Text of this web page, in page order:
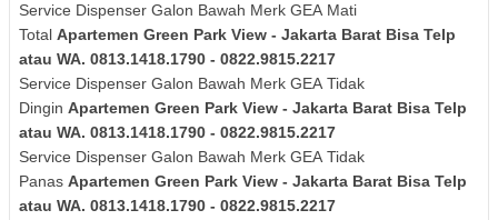
Service Dispenser Galon Bawah Merk GEA Mati
Total Apartemen Green Park View - Jakarta Barat Bisa Telp
atau WA. 0813.1418.1790 - 0822.9815.2217
Service Dispenser Galon Bawah Merk GEA Tidak
Dingin Apartemen Green Park View - Jakarta Barat Bisa Telp
atau WA. 0813.1418.1790 - 0822.9815.2217
Service Dispenser Galon Bawah Merk GEA Tidak
Panas Apartemen Green Park View - Jakarta Barat Bisa Telp
atau WA. 0813.1418.1790 - 0822.9815.2217